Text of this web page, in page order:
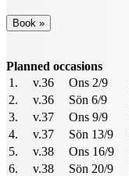
Planned occasions
1.
v.36 Ons 2/9
2.
v.36 Sön 6/9
3.
v.37 Ons 9/9
4.
v.37 Sön 13/9
5.
v.38 Ons 16/9
6.
v.38 Sön 20/9